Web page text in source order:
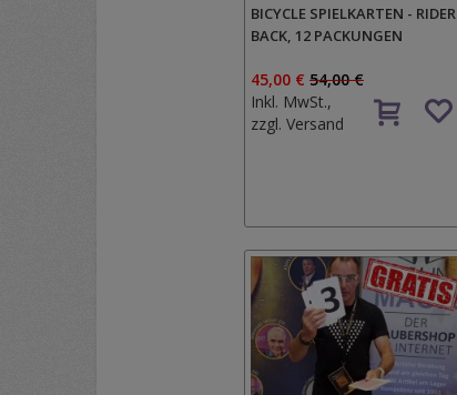
BICYCLE SPIELKARTEN - RIDER
BACK, 12 PACKUNGEN
45,00 € 54,00 €
Inkl. MwSt.,
zzgl. Versand